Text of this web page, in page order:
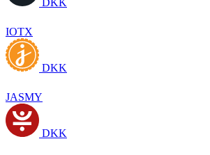
IOTX
DKK
JASMY
DKK